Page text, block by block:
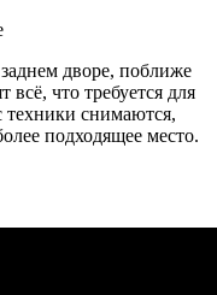
дворе, поближе
всё, что требуется для
техники снимаются,
подходящее место.